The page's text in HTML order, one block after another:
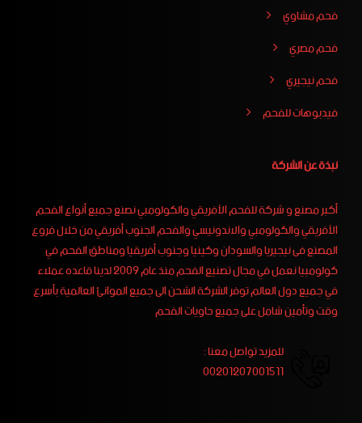
فحم مشاوي
فحم مصري
فحم نيجيري
فيدبوهات للفحم
نبذة عن الشركة
أكبر مصنع و شركة للفحم الأفريقي والكولومبي نصنع جميع أنواع الفحم
الأفريقي والكولومبي والاندونيسي والفحم الجنوب أفريقي من خلال فروع
المصنع فى نيجيريا والسودان وكينيا وجنوب أفريقيا ومناطق الفحم في
كولومبيا نعمل في مجال تصنيع الفحم منذ عام 2009 لدينا قاعده عملاء
في جميع دول العالم توفر الشركة الشحن الى جميع الموانئ العالمية بأسرع
وقت وتأمين شامل على جميع حاويات الفحم
للمزيد تواصل معنا :
00201207001511